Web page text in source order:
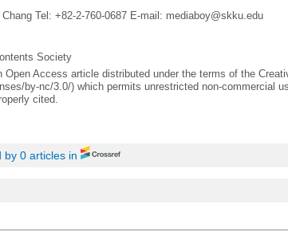
Chang Tel: +82-2-760-0687 E-mail: mediaboy@skku.edu
Society
Open Access article distributed under the terms of the
by-nc/3.0/) which permits unrestricted non-commercial
cited.
by 0 articles in